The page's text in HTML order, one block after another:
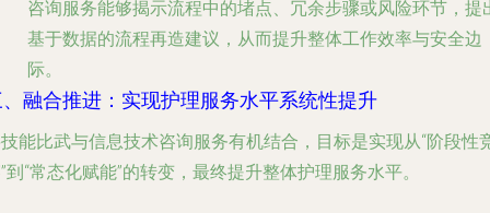
咨询服务能够揭示流程中的堵点、冗余步骤或风险环节，提
基于数据的流程再造建议，从而提升整体工作效率与安全边
际。
融合推进：实现护理服务水平系统性提升
能比武与信息技术咨询服务有机结合，目标是实现从“阶段性
到“常态化赋能”的转变，最终提升整体护理服务水平。